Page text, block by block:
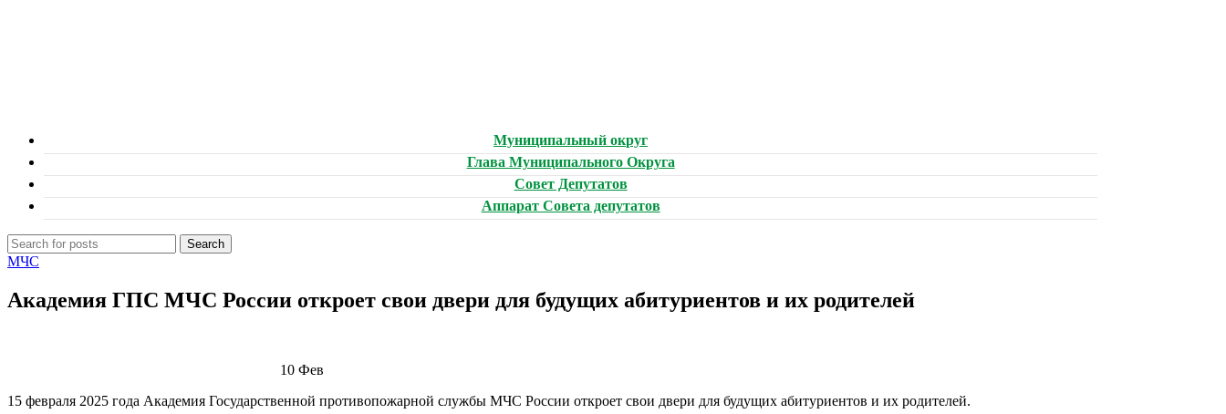
Муниципальный округ
Глава Муниципального Округа
Совет Депутатов
Аппарат Совета депутатов
Search
МЧС
Академия ГПС МЧС России откроет свои двери для будущих абитуриентов и их родителей
10 Фев
15 февраля 2025 года Академия Государственной противопожарной службы МЧС России откроет свои двери для будущих абитуриентов и их родителей.